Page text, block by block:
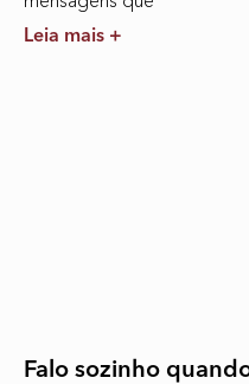
Leia mais +
Falo sozinho